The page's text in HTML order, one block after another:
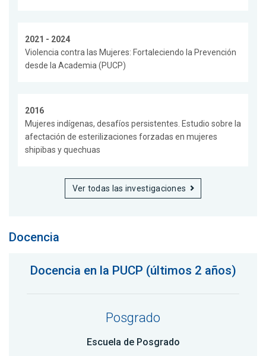
2021 - 2024
Violencia contra las Mujeres: Fortaleciendo la Prevención
desde la Academia (PUCP)
2016
Mujeres indígenas, desafíos persistentes. Estudio sobre la
afectación de esterilizaciones forzadas en mujeres
shipibas y quechuas
Ver todas las investigaciones
Docencia
Docencia en la PUCP (últimos 2 años)
Posgrado
Escuela de Posgrado